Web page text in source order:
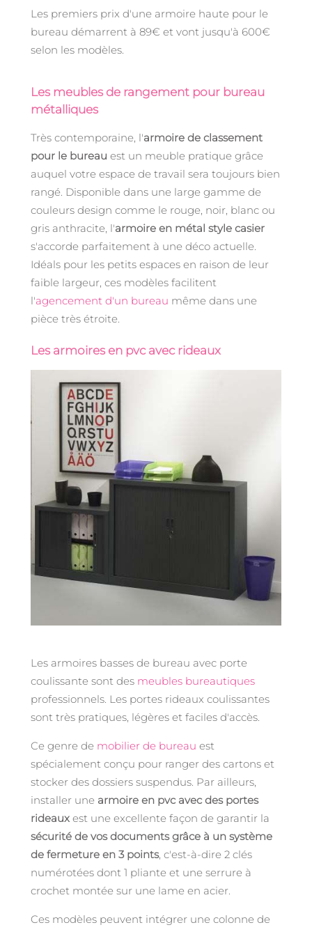
Les premiers prix d'une armoire haute pour le
bureau démarrent à 89€ et vont jusqu'à 600€
selon les modèles.
Les meubles de rangement pour bureau
métalliques
Très contemporaine, l'armoire de classement
pour le bureau est un meuble pratique grâce
auquel votre espace de travail sera toujours bien
rangé. Disponible dans une large gamme de
couleurs design comme le rouge, noir, blanc ou
gris anthracite, l'armoire en métal style casier
s'accorde parfaitement à une déco actuelle.
Idéals pour les petits espaces en raison de leur
faible largeur, ces modèles facilitent
l'agencement d'un bureau même dans une
pièce très étroite.
Les armoires en pvc avec rideaux
Les armoires basses de bureau avec porte
coulissante sont des meubles bureautiques
professionnels. Les portes rideaux coulissantes
sont très pratiques, légères et faciles d'accès.
Ce genre de mobilier de bureau est
spécialement conçu pour ranger des cartons et
stocker des dossiers suspendus. Par ailleurs,
installer une armoire en pvc avec des portes
rideaux est une excellente façon de garantir la
sécurité de vos documents grâce à un système
de fermeture en 3 points, c'est-à-dire 2 clés
numérotées dont 1 pliante et une serrure à
crochet montée sur une lame en acier.
Ces modèles peuvent intégrer une colonne de